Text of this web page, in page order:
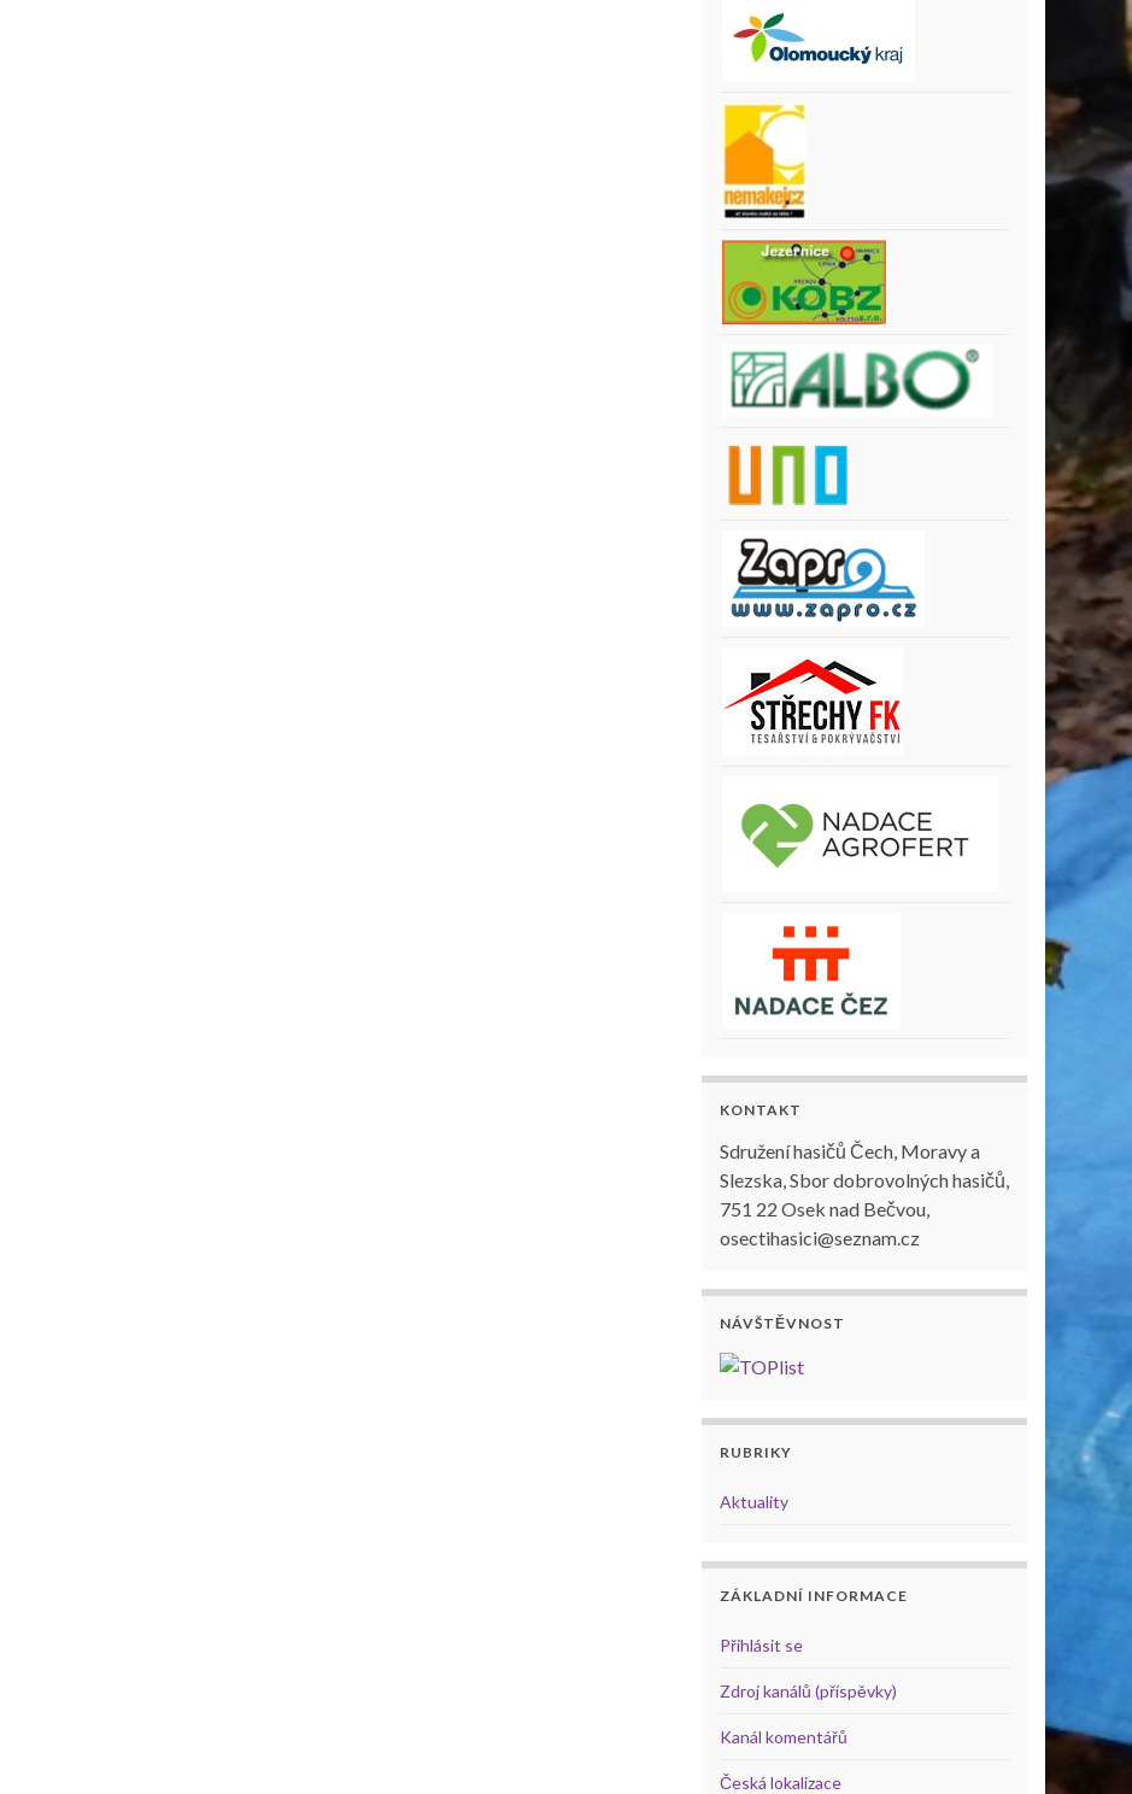
KONTAKT
Sdružení hasičů Čech, Moravy a
Slezska, Sbor dobrovolných hasičů,
751 22 Osek nad Bečvou,
osectihasici@seznam.cz
NÁVŠTĚVNOST
RUBRIKY
Aktuality
ZÁKLADNÍ INFORMACE
Přihlásit se
Zdroj kanálů (příspěvky)
Kanál komentářů
Česká lokalizace